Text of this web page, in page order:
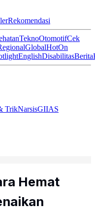
Rekomendasi
TeknoOtomotifCek
GlobalHotOn
EnglishDisabilitasBerita
TrikNarsisGIIAS
Hemat